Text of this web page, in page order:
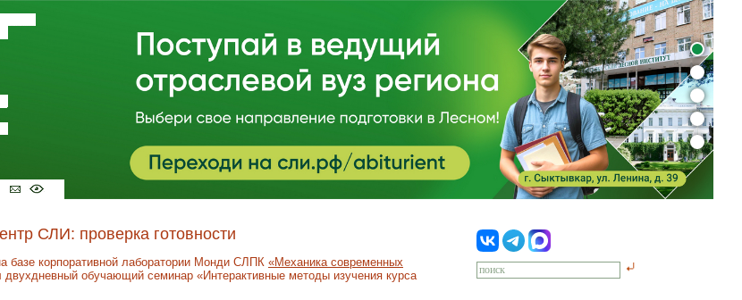
СЛИ: проверка готовности
базе корпоративной лаборатории Монди СЛПК «Механика современных
двухдневный обучающий семинар «Интерактивные методы изучения курса